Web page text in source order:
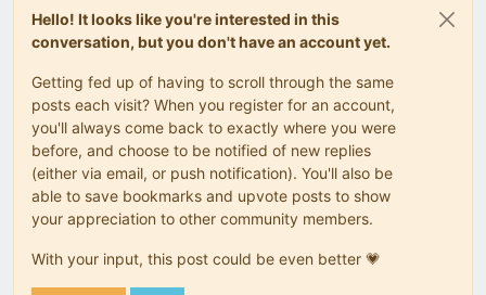
Hello! It looks like you're interested in this
conversation, but you don't have an account yet.
Getting fed up of having to scroll through the same
posts each visit? When you register for an account,
you'll always come back to exactly where you were
before, and choose to be notified of new replies
(either via email, or push notification). You'll also be
able to save bookmarks and upvote posts to show
your appreciation to other community members.
With your input, this post could be even better 💗